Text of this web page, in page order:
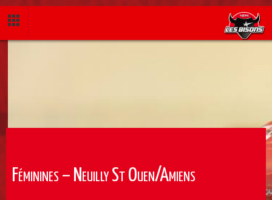
Féminines – Neuilly St Ouen/Amiens